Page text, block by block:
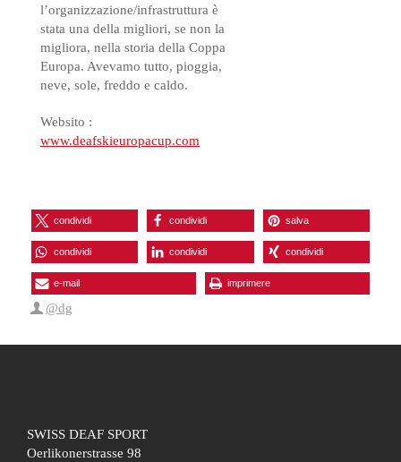
l’organizzazione/infrastruttura è
stata una della migliori, se non la
migliora, nella storia della Coppa
Europa. Avevamo tutto, pioggia,
neve, sole, freddo e caldo.
Websito :
www.deafskieuropacup.com
condividi condividi salva
condividi condividi condividi
e-mail imprimere
@dg
SWISS DEAF SPORT
Oerlikonerstrasse 98